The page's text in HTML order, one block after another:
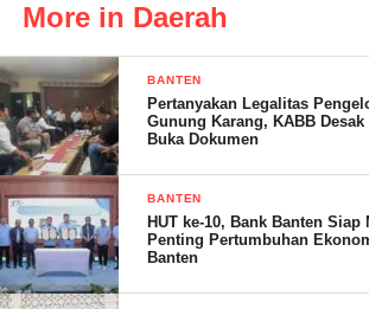
maupun provinsi. Tetapi memang sampai saat
informasi untuk dilakukan perbaikan,”
(YEN/RG)
Post Views: 20
More in Daerah
BANTEN
Pertanyakan Legalitas
Gunung Karang, KABB
Buka Dokumen
BANTEN
HUT ke-10, Bank Banten
Penting Pertumbuhan
Banten